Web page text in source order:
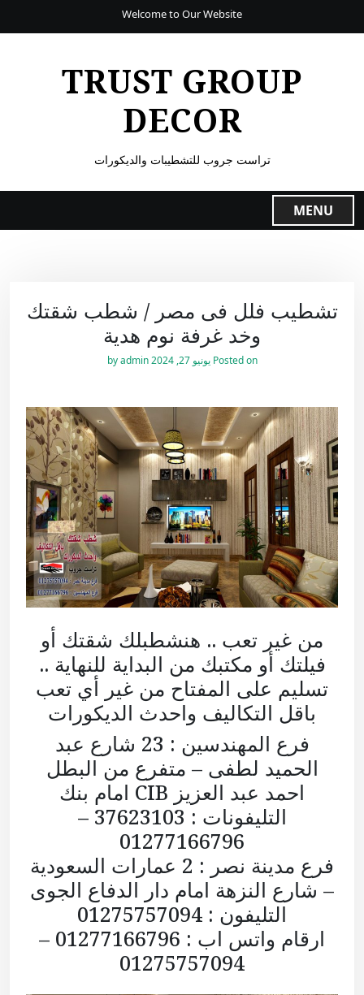
Welcome to Our Website
TRUST GROUP
DECOR
تراست جروب للتشطيبات والديكورات
MENU
تشطيب فلل فى مصر / شطب شقتك
وخد غرفة نوم هدية
Posted on يونيو 27, 2024 by
admin
من غير تعب .. هنشطبلك شقتك أو
فيلتك أو مكتبك من البداية للنهاية ..
تسليم على المفتاح من غير أي تعب
باقل التكاليف واحدث الديكورات
فرع المهندسين : 23 شارع عبد
الحميد لطفى – متفرع من البطل
احمد عبد العزيز CIB امام بنك
التليفونات : 37623103 –
01277166796
فرع مدينة نصر : 2 عمارات السعودية
– شارع النزهة امام دار الدفاع الجوى
التليفون : 01275757094
ارقام واتس اب : 01277166796 –
01275757094